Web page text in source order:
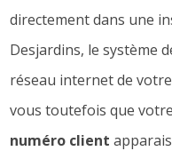
directement dans une
Desjardins, le système
réseau internet de
vous toutefois que
numéro client